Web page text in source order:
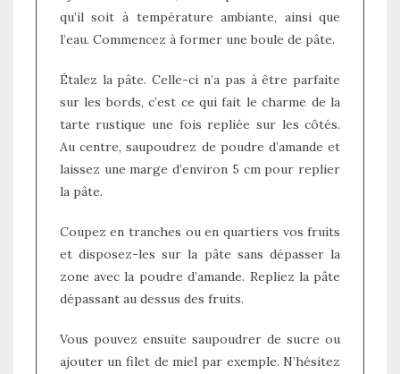
qu’il soit à température ambiante, ainsi que
l’eau. Commencez à former une boule de pâte.
Étalez la pâte. Celle-ci n’a pas à être parfaite
sur les bords, c’est ce qui fait le charme de la
tarte rustique une fois repliée sur les côtés.
Au centre, saupoudrez de poudre d’amande et
laissez une marge d’environ 5 cm pour replier
la pâte.
Coupez en tranches ou en quartiers vos fruits
et disposez-les sur la pâte sans dépasser la
zone avec la poudre d’amande. Repliez la pâte
dépassant au dessus des fruits.
Vous pouvez ensuite saupoudrer de sucre ou
ajouter un filet de miel par exemple. N’hésitez